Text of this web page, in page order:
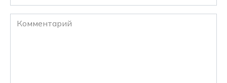
Комментарий